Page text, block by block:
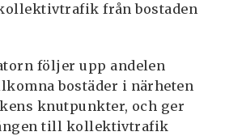
från bostaden
följer upp andelen
bostäder i närheten
knutpunkter, och ger
till kollektivtrafik